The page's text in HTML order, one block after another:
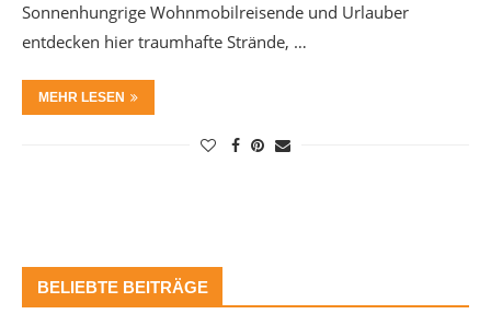
Sonnenhungrige Wohnmobilreisende und Urlauber
entdecken hier traumhafte Strände, …
MEHR LESEN
BELIEBTE BEITRÄGE